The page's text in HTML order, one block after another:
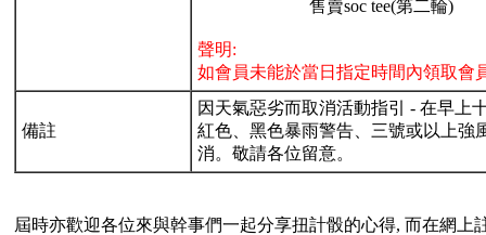
售賣soc tee(第二輪)
聲明:
如會員未能於當日指定時間內領取會
備註
因天氣惡劣而取消活動指引 - 在早上
紅色、黑色暴雨警告、三號或以上強
消。敬請各位留意。
屆時亦歡迎各位來與幹事們一起分享扭計骰的心得, 而在網上